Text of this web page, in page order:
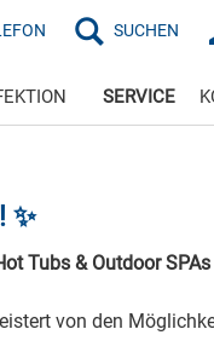
SUCHEN
SERVICE
✨
Tubs & Outdoor SPAs
von den